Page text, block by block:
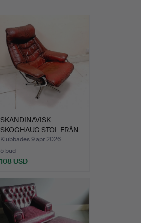
SKANDINAVISK
SKOGHAUG STOL FRÅN
MITTEN AV …
Klubbades 9 apr 2026
5 bud
108 USD